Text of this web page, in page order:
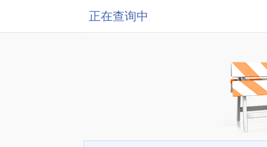
正在查询中